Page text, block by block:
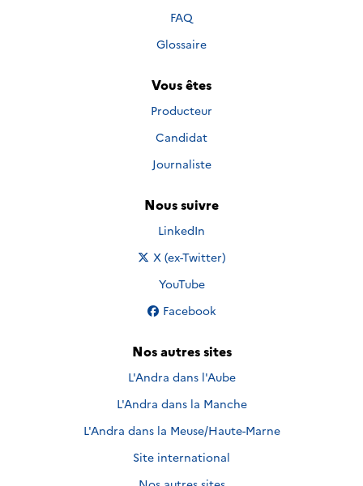
FAQ
Glossaire
Vous êtes
Producteur
Candidat
Journaliste
Nous suivre
Nous suivre sur
LinkedIn
Nous suivre sur
X (ex-Twitter)
Nous suivre sur
YouTube
Nous suivre sur
Facebook
Nos autres sites
L'Andra dans l'Aube
L'Andra dans la Manche
L'Andra dans la Meuse/Haute-Marne
Site international